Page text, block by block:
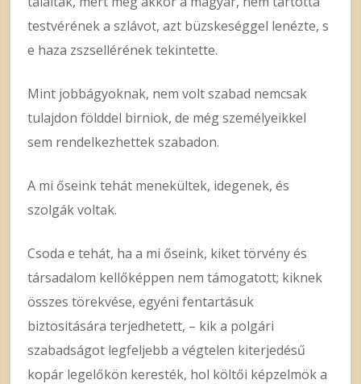
testvérének a szlávot, azt büzskeséggel lenézte, s
e haza zszsellérének tekintette.
Mint jobbágyoknak, nem volt szabad nemcsak
tulajdon földdel birniok, de még személyeikkel
sem rendelkezhettek szabadon.
A mi őseink tehát menekültek, idegenek, és
szolgák voltak.
Csoda e tehát, ha a mi őseink, kiket törvény és
társadalom kellőképpen nem támogatott; kiknek
összes törekvése, egyéni fentartásuk
biztositására terjedhetett, – kik a polgári
szabadságot legfeljebb a végtelen kiterjedésű
kopár legelőkön keresték, hol költői képzelmök a